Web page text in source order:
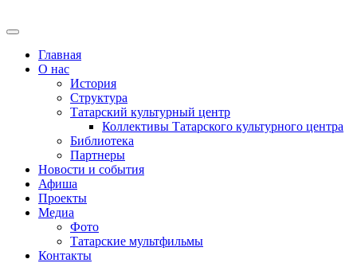
Главная
О нас
История
Структура
Татарский культурный центр
Коллективы Татарского культурного центра
Библиотека
Партнеры
Новости и события
Афиша
Проекты
Медиа
Фото
Татарские мультфильмы
Контакты